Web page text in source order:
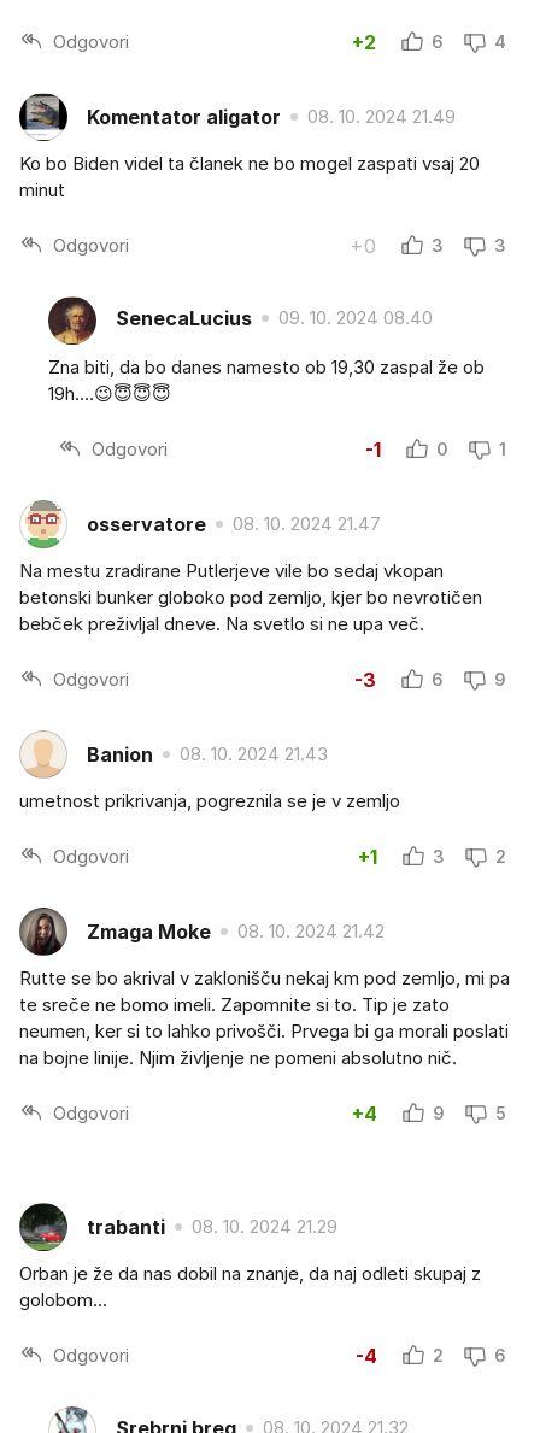
Odgovori +2 6 4
Komentator aligator 08. 10. 2024 21.49
Ko bo Biden videl ta članek ne bo mogel zaspati vsaj 20
minut
Odgovori +0 3 3
SenecaLucius 09. 10. 2024 08.40
Zna biti, da bo danes namesto ob 19,30 zaspal že ob
19h….😉😇😇😇
Odgovori -1 0 1
osservatore 08. 10. 2024 21.47
Na mestu zradirane Putlerjeve vile bo sedaj vkopan
betonski bunker globoko pod zemljo, kjer bo nevrotičen
bebček preživljal dneve. Na svetlo si ne upa več.
Odgovori -3 6 9
Banion 08. 10. 2024 21.43
umetnost prikrivanja, pogreznila se je v zemljo
Odgovori +1 3 2
Zmaga Moke 08. 10. 2024 21.42
Rutte se bo akrival v zaklonišču nekaj km pod zemljo, mi pa
te sreče ne bomo imeli. Zapomnite si to. Tip je zato
neumen, ker si to lahko privošči. Prvega bi ga morali poslati
na bojne linije. Njim življenje ne pomeni absolutno nič.
Odgovori +4 9 5
trabanti 08. 10. 2024 21.29
Orban je že da nas dobil na znanje, da naj odleti skupaj z
golobom...
Odgovori -4 2 6
Srebrni breg 08. 10. 2024 21.32